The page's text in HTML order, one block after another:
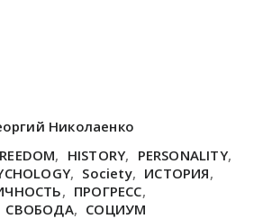
Николаенко
, HISTORY, PERSONALITY,
, Society, ИСТОРИЯ,
, ПРОГРЕСС,
СВОБОДА, СОЦИУМ